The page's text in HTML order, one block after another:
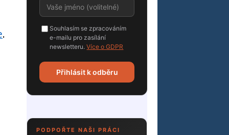
Souhlasím se zpracováním
e-mailu pro zasílání
newsletteru.Více o GDPR
Přihlásit k odběru
PODPOŘTE NAŠI PRÁCI
.